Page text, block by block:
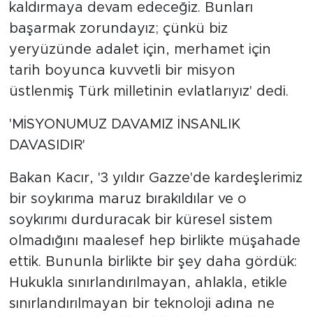
kaldırmaya devam edeceğiz. Bunları
başarmak zorundayız; çünkü biz
yeryüzünde adalet için, merhamet için
tarih boyunca kuvvetli bir misyon
üstlenmiş Türk milletinin evlatlarıyız' dedi.
'MİSYONUMUZ DAVAMIZ İNSANLIK
DAVASIDIR'
Bakan Kacır, '3 yıldır Gazze'de kardeşlerimiz
bir soykırıma maruz bırakıldılar ve o
soykırımı durduracak bir küresel sistem
olmadığını maalesef hep birlikte müşahade
ettik. Bununla birlikte bir şey daha gördük:
Hukukla sınırlandırılmayan, ahlakla, etikle
sınırlandırılmayan bir teknoloji adına ne